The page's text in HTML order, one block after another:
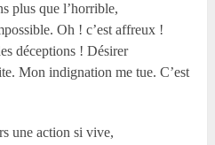
plus que l’horrible,
Oh ! c’est affreux !
déceptions ! Désirer
Mon indignation me tue. C’est
une action si vive,